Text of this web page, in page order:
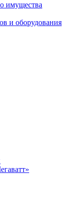
имущества
и оборудования